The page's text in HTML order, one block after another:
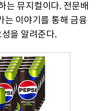
는 뮤지컬이다. 전문배
는 이야기를 통해 금융
을 알려준다.